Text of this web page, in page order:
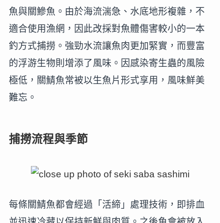
魚與關鰺魚。由於海流湍急、水底地形複雜，不
適合使用漁網，因此改採對魚體傷害較小的一本
釣方式捕撈。強勁水流讓魚肉更加緊實，而豐富
的浮游生物則增添了風味。因感染寄生蟲的風險
極低，關鯖魚常被以生魚片形式享用，風味鮮美
難忘。
捕撈流程與季節
每條關鯖魚都會經過「活締」處理技術，即排血